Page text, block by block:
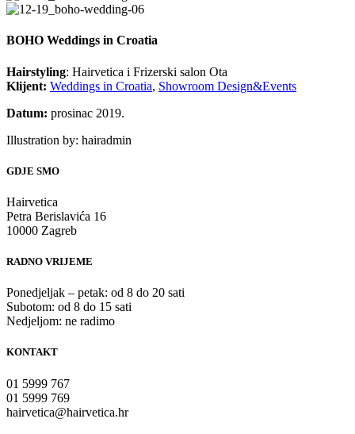
BOHO Weddings in Croatia
Hairstyling: Hairvetica i Frizerski salon Ota
Klijent: Weddings in Croatia, Showroom Design&Events
Datum: prosinac 2019.
Illustration by: hairadmin
GDJE SMO
Hairvetica
Petra Berislavića 16
10000 Zagreb
RADNO VRIJEME
Ponedjeljak – petak: od 8 do 20 sati
Subotom: od 8 do 15 sati
Nedjeljom: ne radimo
KONTAKT
01 5999 767
01 5999 769
hairvetica@hairvetica.hr